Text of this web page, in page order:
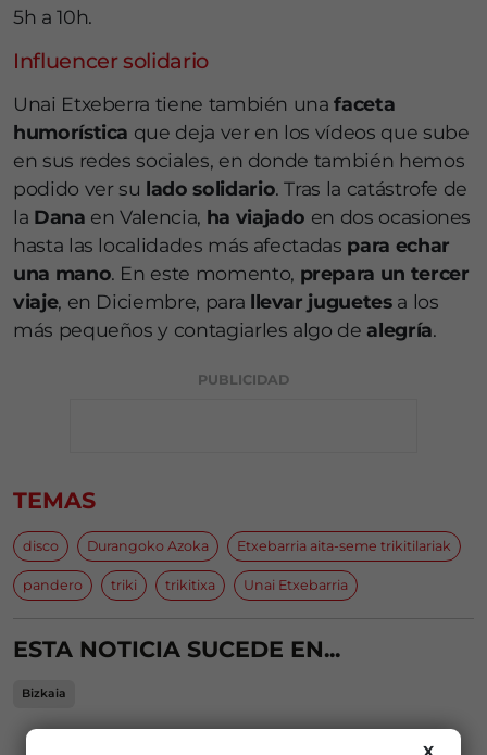
5h a 10h.
Influencer solidario
Unai Etxeberra tiene también unafaceta
humorística que deja ver en los vídeos que sube
en sus redes sociales, en donde también hemos
podido ver su lado solidario. Tras la catástrofe de
la Dana en Valencia, ha viajado en dos ocasiones
hasta las localidades más afectadas para echar
una mano. En este momento, prepara un tercer
viaje, en Diciembre, para llevar juguetesa los
más pequeños y contagiarles algo dealegría.
PUBLICIDAD
TEMAS
disco Durangoko Azoka Etxebarria aita-seme trikitilariak
pandero triki trikitixa Unai Etxebarria
ESTA NOTICIA SUCEDE EN...
Bizkaia